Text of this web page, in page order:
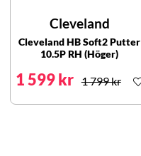
Cleveland
Cleveland HB Soft2 Putter
10.5P RH (Höger)
1 599 kr 1 799 kr